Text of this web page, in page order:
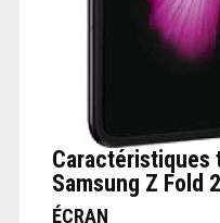
Caractéristiques
Samsung Z Fold 2
ÉCRAN